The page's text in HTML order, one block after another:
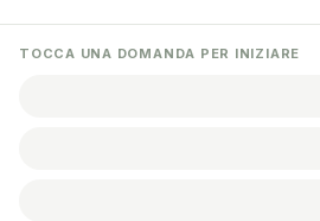
TOCCA UNA DOMANDA PER INIZIARE